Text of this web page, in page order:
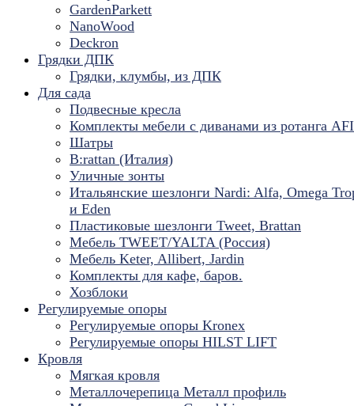
GardenParkett
NanoWood
Deckron
Грядки ДПК
Грядки, клумбы, из ДПК
Для сада
Подвесные кресла
Комплекты мебели с диванами из ротанга
Шатры
B:rattan (Италия)
Уличные зонты
Итальянские шезлонги Nardi: Alfa, Omega
и Eden
Пластиковые шезлонги Tweet, Brattan
Мебель TWEET/YALTA (Россия)
Мебель Keter, Allibert, Jardin
Комплекты для кафе, баров.
Хозблоки
Регулируемые опоры
Регулируемые опоры Kronex
Регулируемые опоры HILST LIFT
Кровля
Мягкая кровля
Металлочерепица Металл профиль